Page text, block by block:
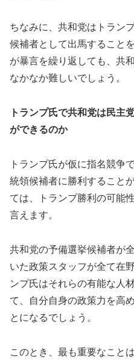
ちなみに、共和党はトラン
候補者として出馬すること
が暴言を繰り返しても、共
なかなか難しいでしょう。
トランプ氏で共和党は民主
ができるのか
トランプ氏が仮に指名競争
統領候補者に勝利すること
ては、トランプ勝利の可能
言えます。
共和党の予備選挙候補者が
いた政策スタッフが全て在
ンプ氏はそれらの有能な人
て、自分自身の政策力を高
とになるでしょう。
このとき、最も重要なこと